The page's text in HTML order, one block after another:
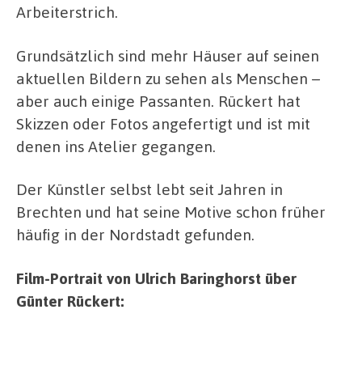
Arbeiterstrich.
Grundsätzlich sind mehr Häuser auf seinen
aktuellen Bildern zu sehen als Menschen –
aber auch einige Passanten. Rückert hat
Skizzen oder Fotos angefertigt und ist mit
denen ins Atelier gegangen.
Der Künstler selbst lebt seit Jahren in
Brechten und hat seine Motive schon früher
häufig in der Nordstadt gefunden.
Film-Portrait von Ulrich Baringhorst über
Günter Rückert: